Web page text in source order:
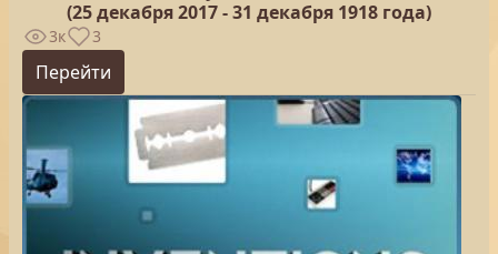
(25декабря 2017 - 31 декабря 1918 года)
3к 3
Перейти